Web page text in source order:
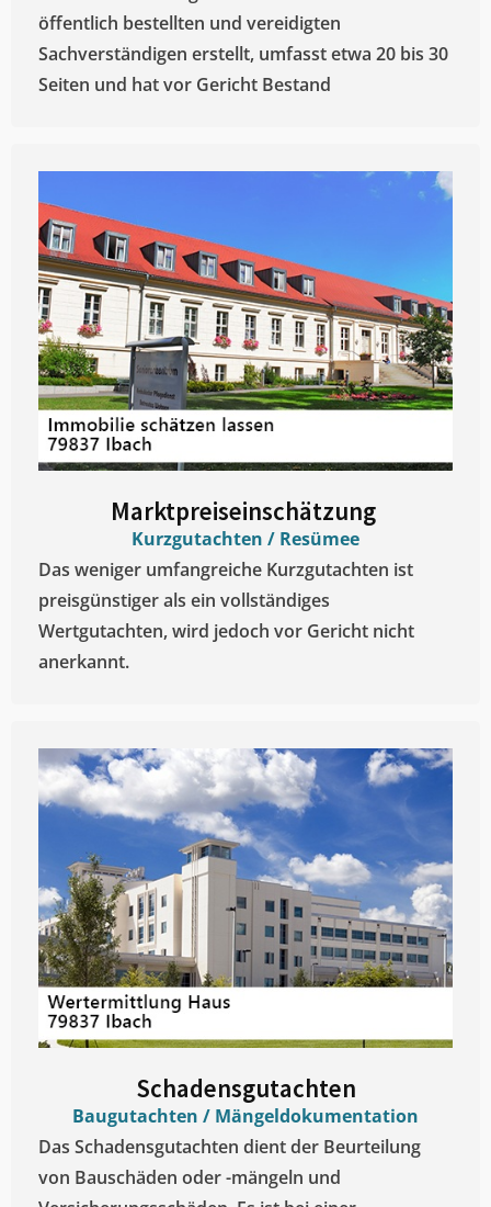
öffentlich bestellten und vereidigten
Sachverständigen erstellt, umfasst etwa 20 bis 30
Seiten und hat vor Gericht Bestand
Marktpreiseinschätzung ​
Kurzgutachten / Resümee
Das weniger umfangreiche Kurzgutachten ist
preisgünstiger als ein vollständiges
Wertgutachten, wird jedoch vor Gericht nicht
anerkannt.
Schadensgutachten
Baugutachten / Mängeldokumentation
Das Schadensgutachten dient der Beurteilung
von Bauschäden oder -mängeln und